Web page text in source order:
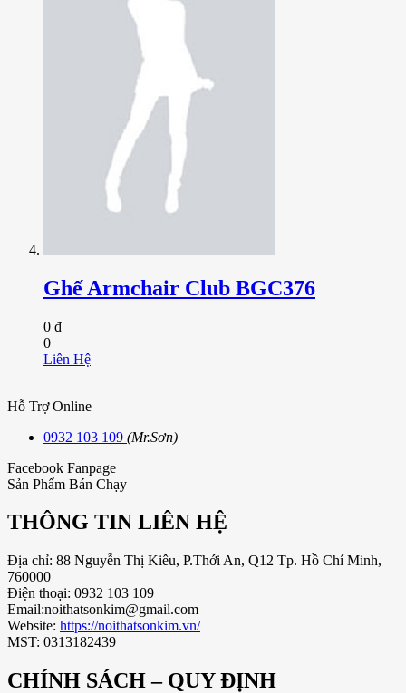
Ghế Armchair Club BGC376
0 đ
0
Liên Hệ
Hỗ Trợ Online
0932 103 109 (Mr.Sơn)
Facebook Fanpage
Sản Phẩm Bán Chạy
THÔNG TIN LIÊN HỆ
Địa chỉ: 88 Nguyễn Thị Kiêu, P.Thới An, Q12 Tp. Hồ Chí Minh,
760000
Điện thoại: 0932 103 109
Email:noithatsonkim@gmail.com
Website: https://noithatsonkim.vn/
MST: 0313182439
CHÍNH SÁCH – QUY ĐỊNH